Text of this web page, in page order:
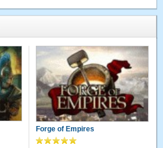
Forge of Empires